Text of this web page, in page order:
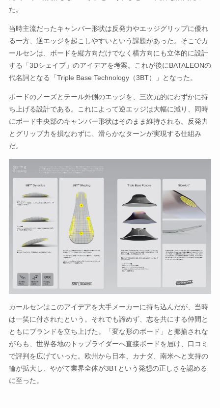
た。
当時主流だったキャンバー形状は反発力やエッジグリップに優れ
る一方、逆エッジを起こしやすいという課題があった。そこでカ
ールセンは、ボードを縦方向だけでなく横方向にも立体的に設計
する「3Dシェイプ」のアイデアを考案。これが後にBATALEONの
代名詞となる「Triple Base Technology（3BT）」となった。
ボードのノーズとテール外側のエッジを、三次元的にわずかに持
ち上げる設計である。これによって逆エッジは大幅に減り、同時
にボード中央部のキャンバー形状はそのまま維持される。反発力
とグリップ力を損なわずに、滑らかなターンが実現する仕組み
だ。
カールセンはこのアイデアを大手メーカーに持ち込んだが、当時
は一笑に付されたという。それでも諦めず、志を共にする仲間と
ともにブランドを立ち上げた。「変な形のボード」と揶揄されな
がらも、世界各地のトップライダーへ直接ボードを届け、口コミ
で評判を広げていった。欧州から日本、カナダ、南米へと支持の
輪が拡大し、やがて業界全体が3BTという発想の正しさを認める
に至った。